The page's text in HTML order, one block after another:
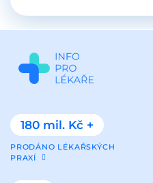
180 mil. Kč +
PRODÁNO LÉKAŘSKÝCH
PRAXÍ